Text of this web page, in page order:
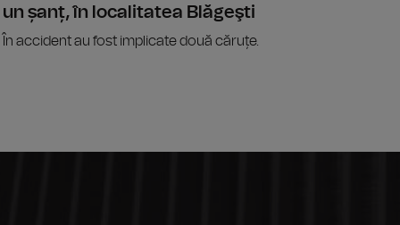
un șanț, în localitatea Blăgeşti
În accident au fost implicate două căruțe.